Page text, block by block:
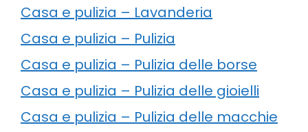
Casa e pulizia – Lavanderia
Casa e pulizia – Pulizia
Casa e pulizia – Pulizia delle borse
Casa e pulizia – Pulizia delle gioielli
Casa e pulizia – Pulizia delle macchie